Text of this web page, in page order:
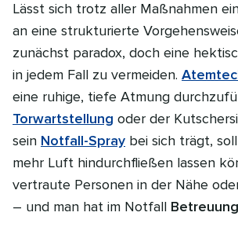
Lässt sich trotz aller Maßnahmen
an eine strukturierte
zunächst paradox, doch eine
in jedem Fall zu vermeiden.
eine ruhige, tiefe Atmung
Torwartstellung oder der
sein Notfall-Spray bei sich trägt,
mehr Luft hindurchfließen lassen
vertraute Personen in der Nähe
– und man hat im Notfall Betreuung